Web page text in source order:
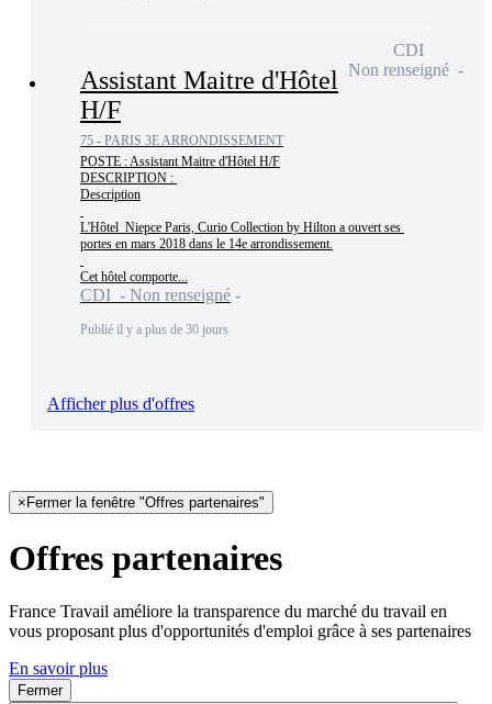
Assistant Maitre d'Hôtel
H/F
75 - PARIS 3E ARRONDISSEMENT
POSTE : Assistant Maitre d'Hôtel H/F
DESCRIPTION :
Description
L'Hôtel  Niepce Paris, Curio Collection by Hilton a ouvert ses
portes en mars 2018 dans le 14e arrondissement.
Cet hôtel comporte...
CDI - Non renseigné
Publié il y a plus de 30 jours
CDI
Non renseigné
Afficher plus d'offres
× Fermer la fenêtre "Offres partenaires"
Offres partenaires
France Travail améliore la transparence du marché du travail en
vous proposant plus d'opportunités d'emploi grâce à ses partenaires
En savoir plus
Fermer